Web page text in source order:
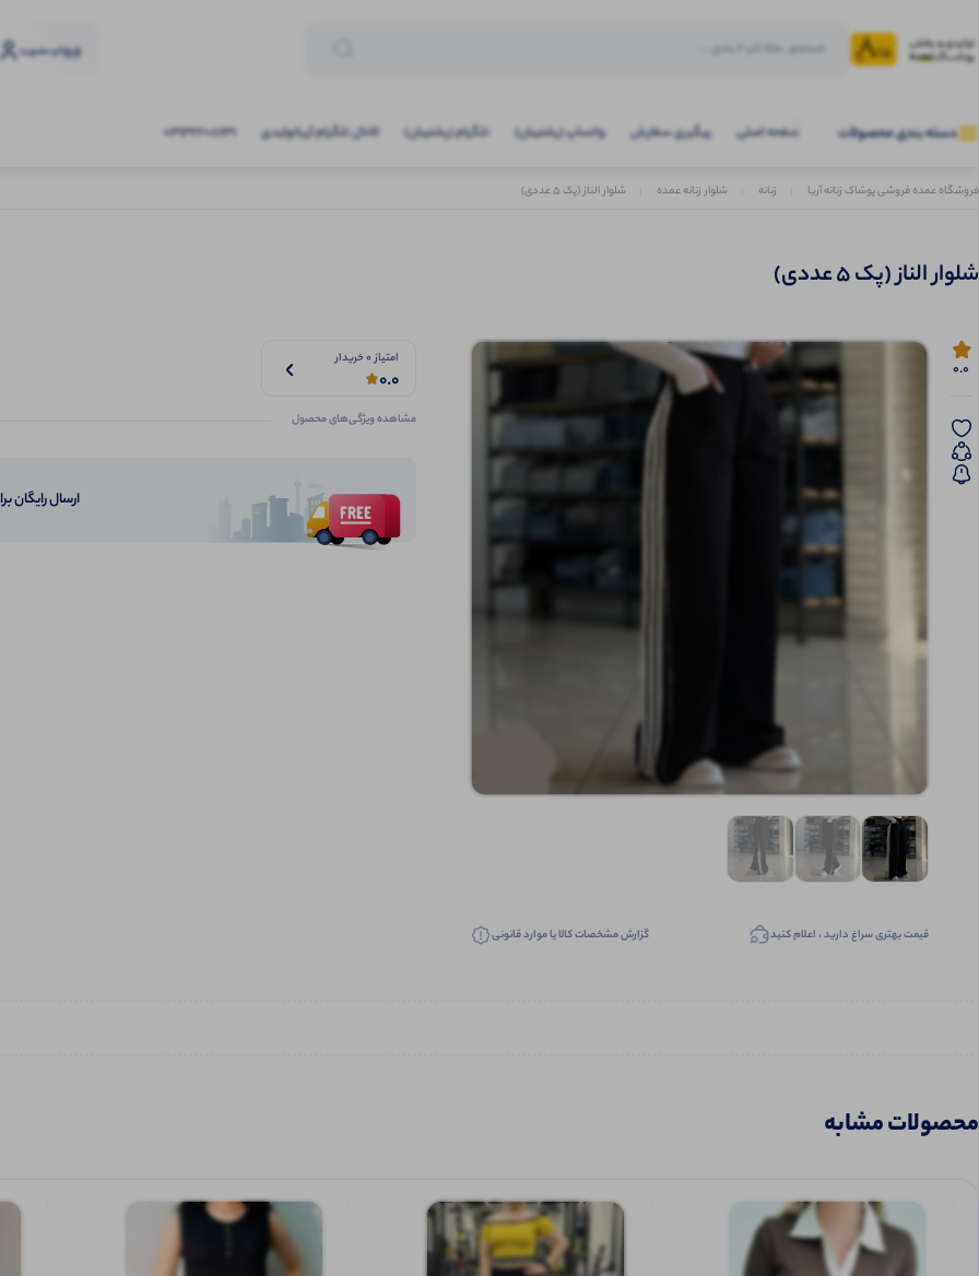
ورودو عضویت
دسته بندی محصولات صفحه اصلی پیگیری سفارش واتساپ (پشتیبان) تلگرام (پشتیبان) کانال تلگرام آریاتولیدی 03132208631
فروشگاه عمده فروشی پوشاک زنانه آریا زنانه شلوار زنانه عمده شلوار الناز (پک 5 عددی)
شلوار الناز (پک 5 عددی)
0.0
قیمت بهتری سراغ دارید ، اعلام کنید گزارش مشخصات کالا یا موارد قانونی
امتیاز 0 خریدار
0.0
مشاهده ویژگی‌های محصول
ارسال رایگان
محصولات مشابه